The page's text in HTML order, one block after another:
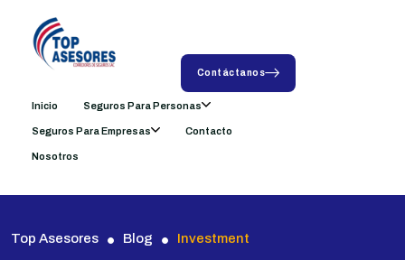
Inicio Seguros Para Personas
Seguros Para Empresas Contacto
Nosotros
Contáctanos
Top Asesores Blog Investment